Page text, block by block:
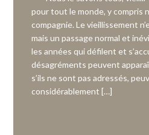
pour tout le monde, y compris
compagnie. Le vieillissement
mais un passage normal et
les années qui défilent et
désagréments peuvent
s’ils ne sont pas adressés,
considérablement […]